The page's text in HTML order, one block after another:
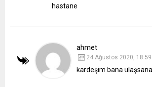
hastane
ahmet
24 Ağustos 2020, 18:59
kardeşim bana